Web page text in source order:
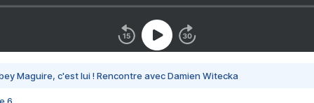
Maguire, c'est lui ! Rencontre avec Damien Witecka